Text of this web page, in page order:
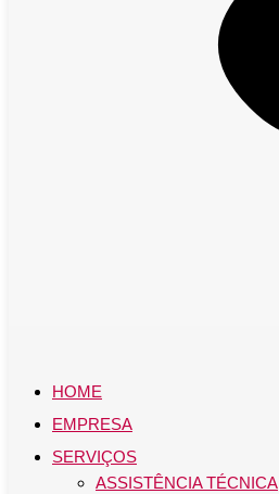
HOME
EMPRESA
SERVIÇOS
ASSISTÊNCIA TÉCNICA